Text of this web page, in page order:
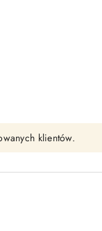
klientów.